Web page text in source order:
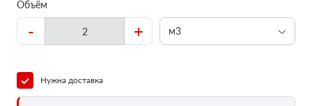
Объём
- + м3
Нужна доставка